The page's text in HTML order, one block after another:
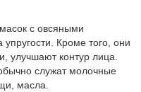
с овсяными
Кроме того, они
улучшают контур лица.
служат молочные
масла.